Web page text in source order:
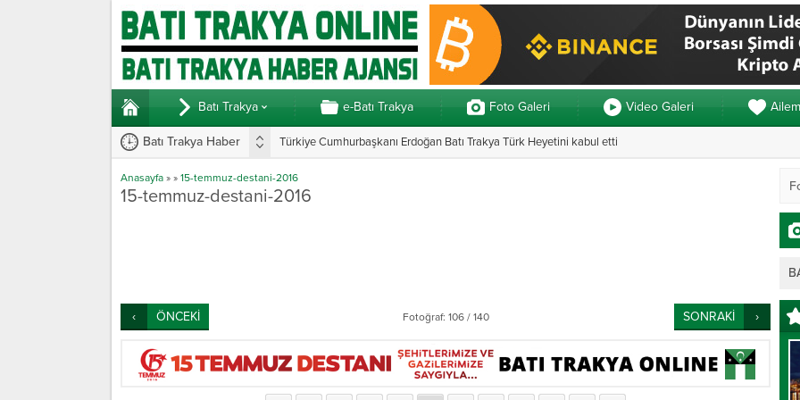
Batı Trakya e-Batı Trakya Foto Galeri Video Galeri Ailem
Batı Trakya Haber Türkiye Cumhurbaşkanı Erdoğan Batı Trakya Türk Heyetini kabul etti
Anasayfa » » 15-temmuz-destani-2016
15-temmuz-destani-2016
ÖNCEKİ Fotoğraf: 106 / 140 SONRAKİ